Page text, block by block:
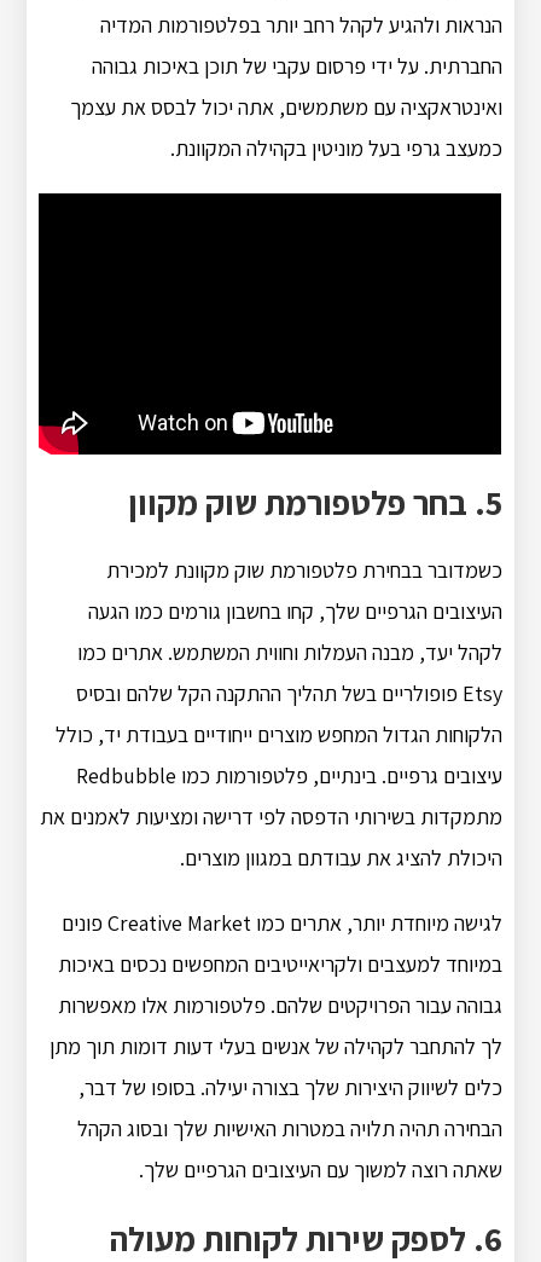
הנראות ולהגיע לקהל רחב יותר בפלטפורמות המדיה
החברתית. על ידי פרסום עקבי של תוכן באיכות גבוהה
ואינטראקציה עם משתמשים, אתה יכול לבסס את עצמך
כמעצב גרפי בעל מוניטין בקהילה המקוונת.
5. בחר פלטפורמת שוק מקוון
כשמדובר בבחירת פלטפורמת שוק מקוונת למכירת
העיצובים הגרפיים שלך, קחו בחשבון גורמים כמו הגעה
לקהל יעד, מבנה העמלות וחווית המשתמש. אתרים כמו
Etsy פופולריים בשל תהליך ההתקנה הקל שלהם ובסיס
הלקוחות הגדול המחפש מוצרים ייחודיים בעבודת יד, כולל
עיצובים גרפיים. בינתיים, פלטפורמות כמו Redbubble
מתמקדות בשירותי הדפסה לפי דרישה ומציעות לאמנים את
היכולת להציג את עבודתם במגוון מוצרים.
לגישה מיוחדת יותר, אתרים כמו Creative Market פונים
במיוחד למעצבים ולקריאייטיבים המחפשים נכסים באיכות
גבוהה עבור הפרויקטים שלהם. פלטפורמות אלו מאפשרות
לך להתחבר לקהילה של אנשים בעלי דעות דומות תוך מתן
כלים לשיווק היצירות שלך בצורה יעילה. בסופו של דבר,
הבחירה תהיה תלויה במטרות האישיות שלך ובסוג הקהל
שאתה רוצה למשוך עם העיצובים הגרפיים שלך.
6. לספק שירות לקוחות מעולה